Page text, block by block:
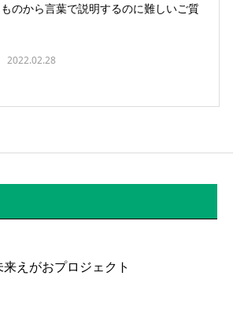
のから言葉で説明するのに難しいご質
2022.02.28
来えがおプロジェクト